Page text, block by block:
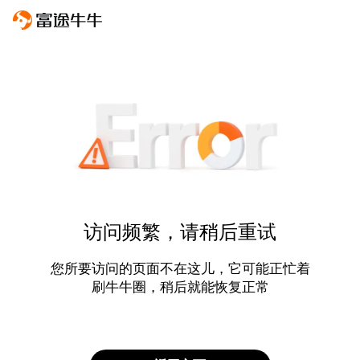
访问频繁，请稍后重试
您所要访问的页面不在这儿，它可能正忙着
刷牛牛圈，稍后就能恢复正常